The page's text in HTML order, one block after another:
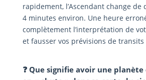
rapidement, l’Ascendant change de
4 minutes environ. Une heure
complètement l’interprétation de
et fausser vos prévisions de
❓ Que signifie avoir une